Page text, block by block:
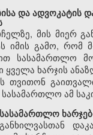
და ადვოკატის
მის მიერ
იმის გამო,
სასამართლო
ყველა ხარჯის
თვითონ
სასამართლო ამ